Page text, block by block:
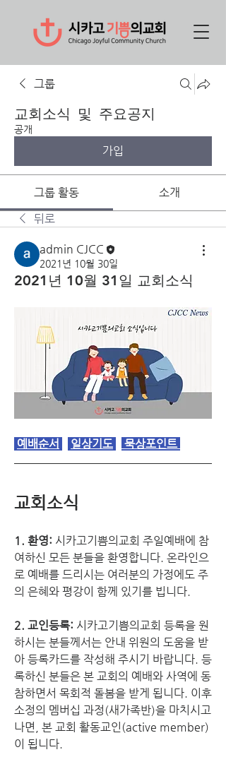
그룹
교회소식 및 주요공지
공개
가입
그룹 활동
소개
뒤로
admin CJCC
2021년 10월 30일
2021년 10월 31일 교회소식
예배순서 일상기도 묵상포인트
교회소식
1. 환영: 시카고기쁨의교회 주일예배에 참
여하신 모든 분들을 환영합니다. 온라인으
로 예배를 드리시는 여러분의 가정에도 주
의 은혜와 평강이 함께 있기를 빕니다.
2. 교인등록: 시카고기쁨의교회 등록을 원
하시는 분들께서는 안내 위원의 도움을 받
아 등록카드를 작성해 주시기 바랍니다. 등
록하신 분들은 본 교회의 예배와 사역에 동
참하면서 목회적 돌봄을 받게 됩니다. 이후
소정의 멤버십 과정(새가족반)을 마치시고
나면, 본 교회 활동교인(active member)
이 됩니다.